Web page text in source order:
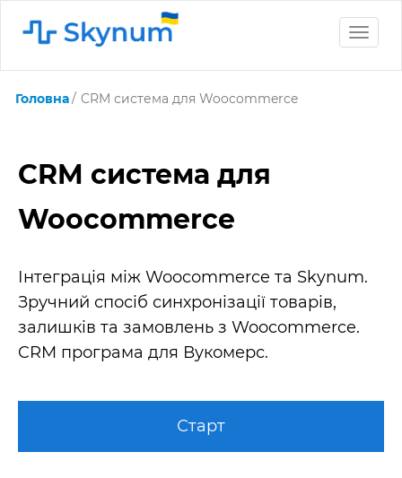
Toggle
Головна CRM система для Woocommerce
CRM система для
Woocommerce
Інтеграція між Woocommerce та Skynum.
Зручний спосіб синхронізації товарів,
залишків та замовлень з Woocommerce.
CRM програма для Вукомерс.
Старт